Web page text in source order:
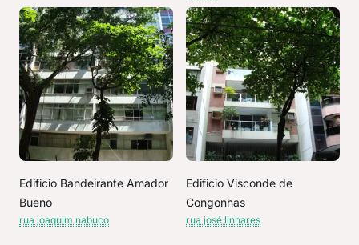
Edificio Bandeirante Amador
Bueno
rua joaquim nabuco
Edificio Visconde de
Congonhas
rua josé linhares